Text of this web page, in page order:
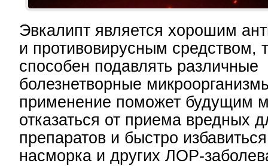
Эвкалипт является хорошим
и противовирусным средством,
способен подавлять различные
болезнетворные
применение поможет будущим
отказаться от приема вредных
препаратов и быстро
насморка и других ЛОР-